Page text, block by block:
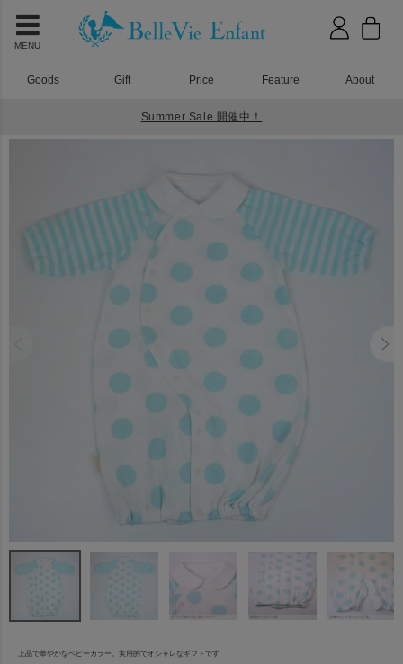
MENU
Goods Gift Price Feature About
Summer Sale 開催中！
シェリ ２wayベビーオール ブルー
上品で華やかなベビーカラー。実用的でオシャレなギフトです